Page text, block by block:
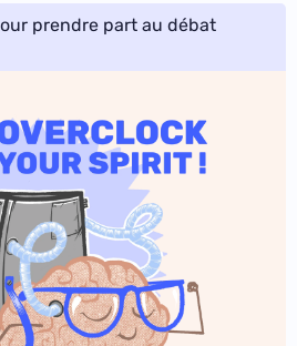
prendre part au débat